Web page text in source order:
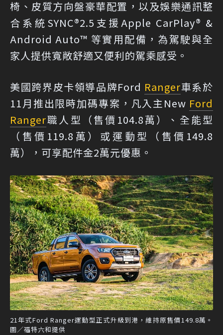
椅、皮質方向盤豪華配置，以及娛樂通訊整
合系統SYNC®2.5支援Apple CarPlay® &
Android Auto™ 等實用配備，為駕駛與全
家人提供寬敞舒適又便利的駕乘感受。
美國跨界皮卡領導品牌Ford Ranger車系於
11月推出限時加碼專案，凡入主New Ford
Ranger職人型（售價104.8萬）、全能型
（售價119.8萬）或運動型（售價149.8
萬），可享配件金2萬元優惠。
21年式Ford Ranger運動型正式升級到港，維持原售價149.8萬。
圖／福特六和提供